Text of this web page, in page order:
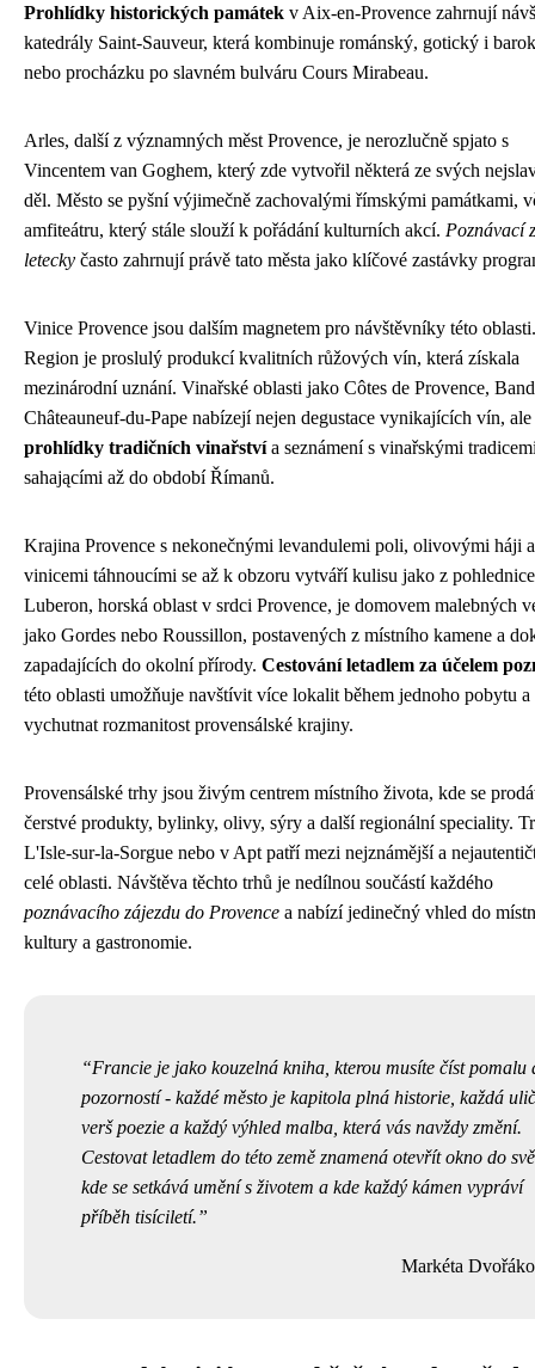
Prohlídky historických památek v Aix-en-Provence zahrnují
katedrály Saint-Sauveur, která kombinuje románský, gotický i
nebo procházku po slavném bulváru Cours Mirabeau.
Arles, další z významných měst Provence, je nerozlučně spjato s
Vincentem van Goghem, který zde vytvořil některá ze svých
děl. Město se pyšní výjimečně zachovalými římskými památkami,
amfiteátru, který stále slouží k pořádání kulturních akcí. Poznávací
letecky často zahrnují právě tato města jako klíčové zastávky
Vinice Provence jsou dalším magnetem pro návštěvníky této oblasti.
Region je proslulý produkcí kvalitních růžových vín, která získala
mezinárodní uznání. Vinařské oblasti jako Côtes de Provence,
Châteauneuf-du-Pape nabízejí nejen degustace vynikajících vín, ale
prohlídky tradičních vinařstvía seznámení s vinařskými
sahającími až do období Římanů.
Krajina Provence s nekonečnými levandulemi poli, olivovými háji a
vinicemi táhnoucími se až k obzoru vytváří kulisu jako z
Luberon, horská oblast v srdci Provence, je domovem malebných
jako Gordes nebo Roussillon, postavených z místního kamene a
zapadajících do okolní přírody. Cestování letadlem za účelem
této oblasti umožňuje navštívit více lokalit během jednoho pobytu a
vychutnat rozmanitost provensálské krajiny.
Provensálské trhy jsou živým centrem místního života, kde se
čerstvé produkty, bylinky, olivy, sýry a další regionální speciality.
L'Isle-sur-la-Sorgue nebo v Apt patří mezi nejznámější a
celé oblasti. Návštěva těchto trhů je nedílnou součástí každého
poznávacího zájezdu do Provence a nabízí jedinečný vhled do
kultury a gastronomie.
Francie je jako kouzelná kniha, kterou musíte číst pomalu
pozorností - každé město je kapitola plná historie, každá
verš poezie a každý výhled malba, která vás navždy změní.
Cestovat letadlem do této země znamená otevřít okno do
kde se setkává umění s životem a kde každý kámen vypráví
příběh tisíciletí.
Markéta